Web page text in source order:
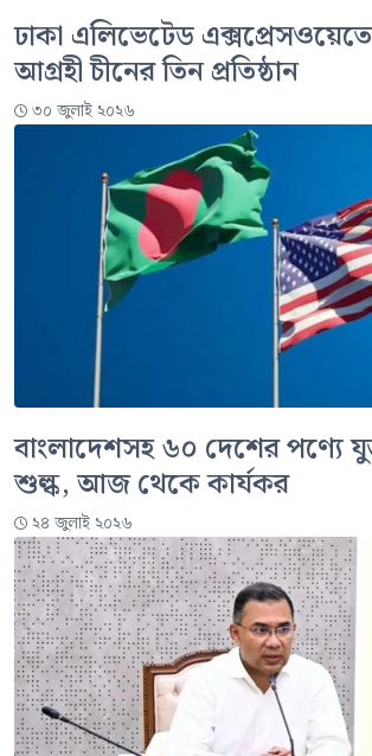
ঢাকা এলিভেটেড
আগ্রহী চীনের তিন প্রতিষ্ঠান
৩০ জুলাই ২০২৬
বাংলাদেশসহ ৬০ দেশের পণ্যে
শুল্ক, আজ থেকে কার্যকর
২৪ জুলাই ২০২৬